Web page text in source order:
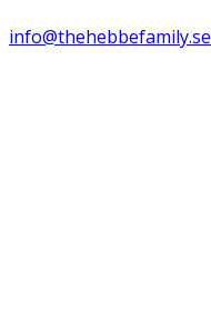
info@thehebbefamily.se